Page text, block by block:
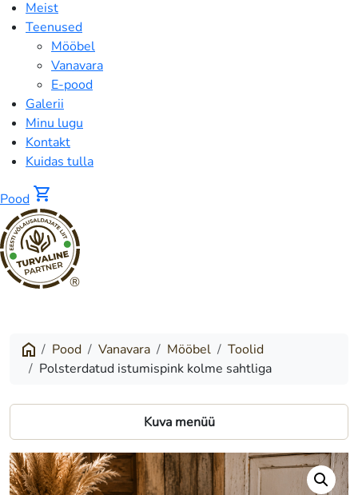
Meist
Teenused
Mööbel
Vanavara
E-pood
Galerii
Minu lugu
Kontakt
Kuidas tulla
Pood shopping_cart
®
kolme
sahtliga
Pood Vanavara Mööbel
Toolid
Polsterdatud istumispink kolme sahtliga
Kuva menüü